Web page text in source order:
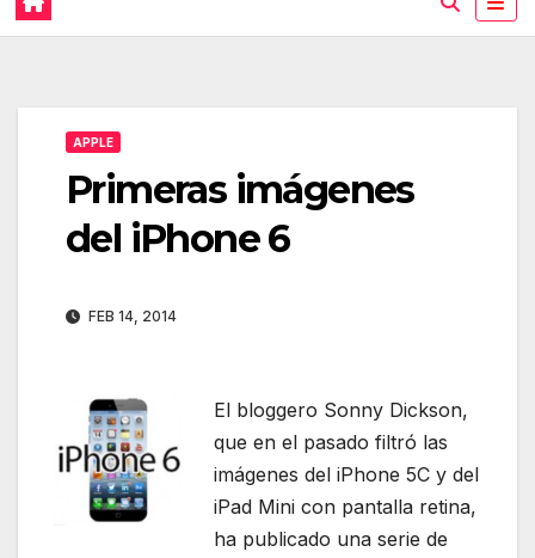
APPLE
Primeras imágenes
del iPhone 6
FEB 14, 2014
El bloggero Sonny Dickson,
que en el pasado filtró las
imágenes del iPhone 5C y del
iPad Mini con pantalla retina,
ha publicado una serie de